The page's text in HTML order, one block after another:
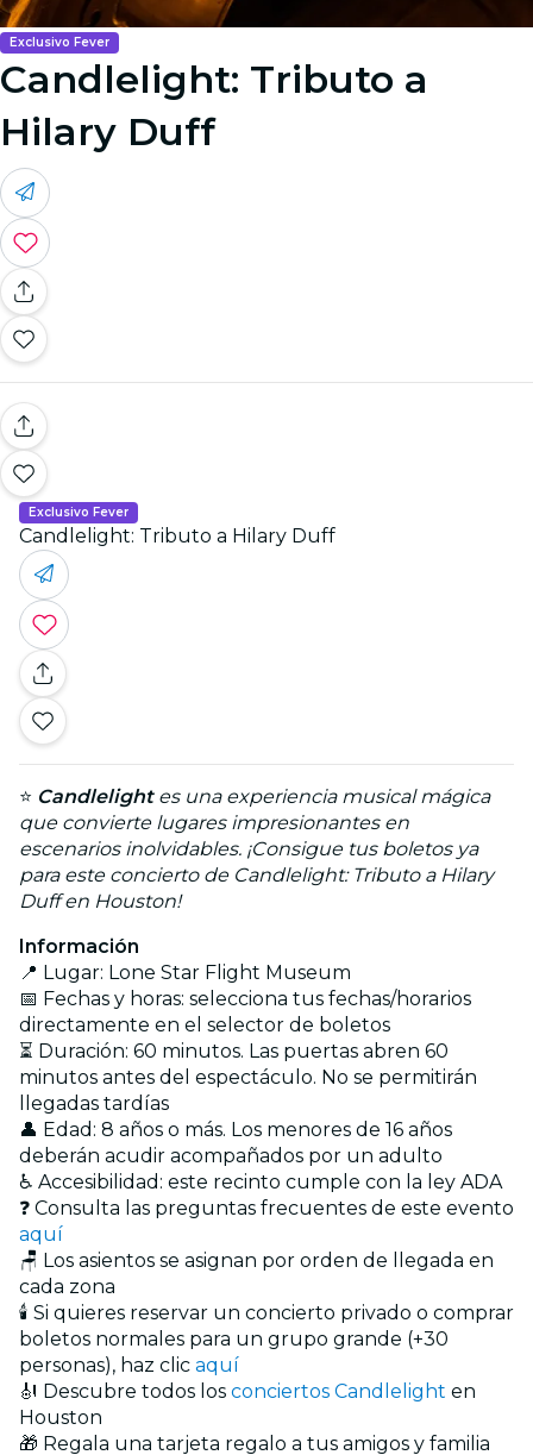
Exclusivo Fever
Candlelight: Tributo a
Hilary Duff
Exclusivo Fever
Candlelight: Tributo a Hilary Duff
⭐ Candlelightes una experiencia musical mágica
que convierte lugares impresionantes en
escenarios inolvidables. ¡Consigue tus boletos ya
para este concierto de Candlelight: Tributo a Hilary
Duff en Houston!
Información
📍 Lugar: Lone Star Flight Museum
📅 Fechas y horas: selecciona tus fechas/horarios
directamente en el selector de boletos
⏳ Duración: 60 minutos. Las puertas abren 60
minutos antes del espectáculo. No se permitirán
llegadas tardías
👤 Edad: 8 años o más. Los menores de 16 años
deberán acudir acompañados por un adulto
♿ Accesibilidad: este recinto cumple con la ley ADA
❓ Consulta las preguntas frecuentes de este evento
aquí
🪑 Los asientos se asignan por orden de llegada en
cada zona
🕯️ Si quieres reservar un concierto privado o comprar
boletos normales para un grupo grande (+30
personas), haz clic aquí
🎻 Descubre todos los conciertos Candlelight en
Houston
🎁 Regala una tarjeta regalo a tus amigos y familia